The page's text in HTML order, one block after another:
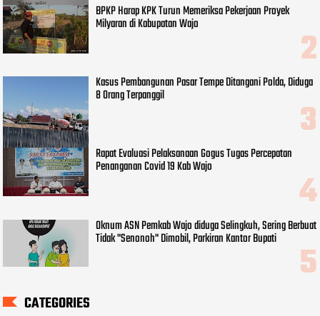
BPKP Harap KPK Turun Memeriksa Pekerjaan Proyek
Milyaran di Kabupatan Wajo
Kasus Pembangunan Pasar Tempe Ditangani Polda, Diduga
8 Orang Terpanggil
Rapat Evaluasi Pelaksanaan Gogus Tugas Percepatan
Penanganan Covid 19 Kab Wajo
Oknum ASN Pemkab Wajo diduga Selingkuh, Sering Berbuat
Tidak "Senonoh" Dimobil, Parkiran Kantor Bupati
CATEGORIES